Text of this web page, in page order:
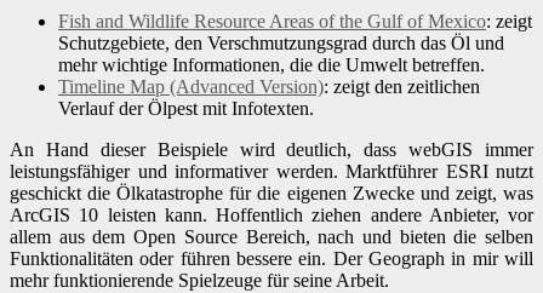
Fish and Wildlife Resource Areas of the Gulf of Mexico: zeigt
Schutzgebiete, den Verschmutzungsgrad durch das Öl und
mehr wichtige Informationen, die die Umwelt betreffen.
Timeline Map (Advanced Version): zeigt den zeitlichen
Verlauf der Ölpest mit Infotexten.
An Hand dieser Beispiele wird deutlich, dass webGIS immer
leistungsfähiger und informativer werden. Marktführer ESRI nutzt
geschickt die Ölkatastrophe für die eigenen Zwecke und zeigt, was
ArcGIS 10 leisten kann. Hoffentlich ziehen andere Anbieter, vor
allem aus dem Open Source Bereich, nach und bieten die selben
Funktionalitäten oder führen bessere ein. Der Geograph in mir will
mehr funktionierende Spielzeuge für seine Arbeit.